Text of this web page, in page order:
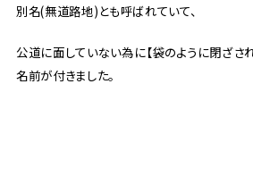
別名(無道路地)とも呼ばれていて、
公道に面していない為に【袋のように閉ざさ
名前が付きました。